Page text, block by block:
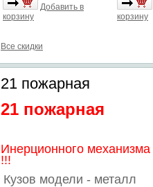
Добавить в
корзину
корзину
Все скидки
21 пожарная
21 пожарная
Инерционного
!!!
Кузов модели - металл